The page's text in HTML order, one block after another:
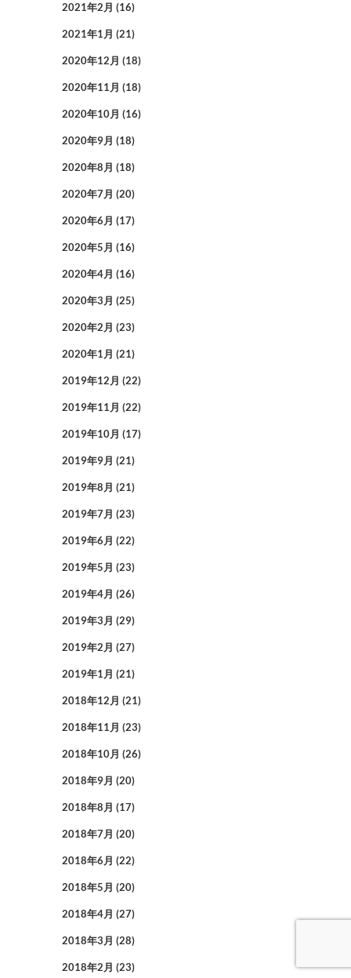
2021年2月 (16)
2021年1月 (21)
2020年12月 (18)
2020年11月 (18)
2020年10月 (16)
2020年9月 (18)
2020年8月 (18)
2020年7月 (20)
2020年6月 (17)
2020年5月 (16)
2020年4月 (16)
2020年3月 (25)
2020年2月 (23)
2020年1月 (21)
2019年12月 (22)
2019年11月 (22)
2019年10月 (17)
2019年9月 (21)
2019年8月 (21)
2019年7月 (23)
2019年6月 (22)
2019年5月 (23)
2019年4月 (26)
2019年3月 (29)
2019年2月 (27)
2019年1月 (21)
2018年12月 (21)
2018年11月 (23)
2018年10月 (26)
2018年9月 (20)
2018年8月 (17)
2018年7月 (20)
2018年6月 (22)
2018年5月 (20)
2018年4月 (27)
2018年3月 (28)
2018年2月 (23)